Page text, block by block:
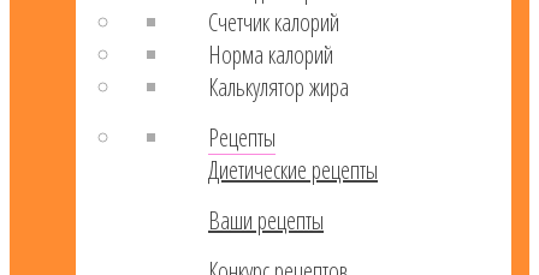
Cчетчик калорий
Норма калорий
Калькулятор жира
Рецепты
Диетические рецепты
Ваши рецепты